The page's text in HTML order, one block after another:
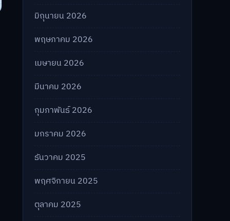
มิถุนายน 2026
พฤษภาคม 2026
เมษายน 2026
มีนาคม 2026
กุมภาพันธ์ 2026
มกราคม 2026
ธันวาคม 2025
พฤศจิกายน 2025
ตุลาคม 2025